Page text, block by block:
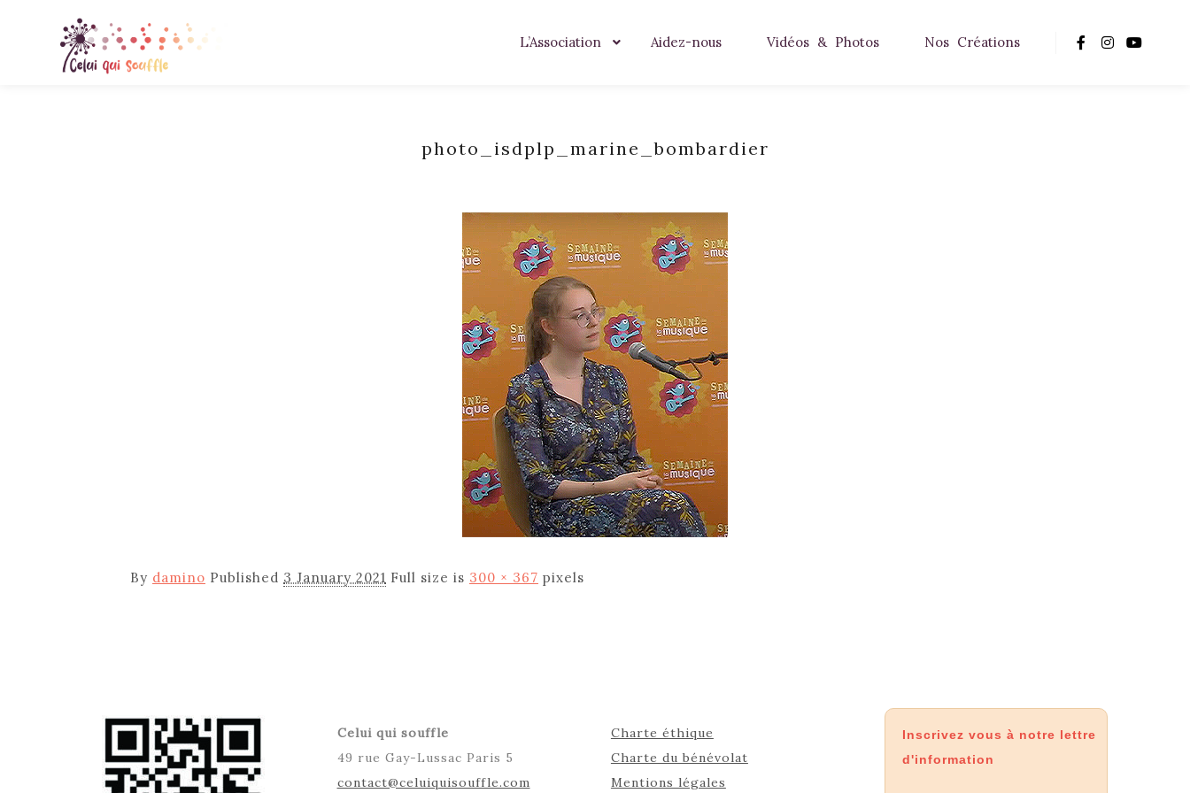
L’Association Aidez-nous Vidéos & Photos Nos Créations
photo_isdplp_marine_bombardier
By damino Published 3 January 2021 Full size is 300 × 367 pixels
Celui qui souffle
49 rue Gay-Lussac Paris 5
contact@celuiquisouffle.com
Charte éthique
Charte du bénévolat
Mentions légales
Inscrivez vous à notre lettre
d'information